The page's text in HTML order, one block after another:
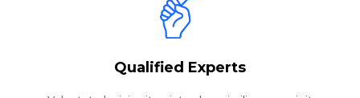
Qualified Experts